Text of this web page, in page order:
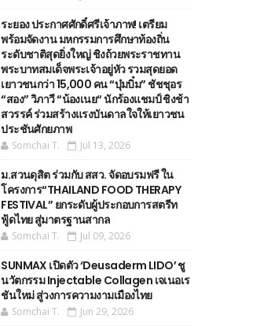
ระยอง ประกาศศักดิ์ศรีเจ้าภาพ! เตรียม
พร้อมจัดงาน มหกรรมการศึกษาท้องถิ่น
ระดับชาติสุดยิ่งใหญ่ ชิงถ้วยพระราชทาน
พระบาทสมเด็จพระเจ้าอยู่หัว รวมสุดยอด
เยาวชนกว่า 15,000 คน “บุ๋มบิ๋ม” ชัชชุอร
“สอง” วิภาวี “น้องเนย“ นักร้องแชมป์ ชิงช้า
สวรรค์ ร่วมสร้างแรงบันดาลใจให้เยาวชน
ประชันศักยภาพ
Somchai T. Jul 13, 2026
ม.สวนดุสิต ร่วมกับ สสว. จัดอบรมฟรี ใน
โครงการ“THAILAND FOOD THERAPY
FESTIVAL” ยกระดับผู้ประกอบการสตรีท
ฟู้ดไทย สู่มาตรฐานสากล
Somchai T. Jul 09, 2026
SUNMAX เปิดตัว ‘Deusaderm LIDO’ ชู
นวัตกรรม Injectable Collagen เจเนอเร
ชันใหม่ สู่วงการความงามเมืองไทย
Somchai T. Jun 29, 2026